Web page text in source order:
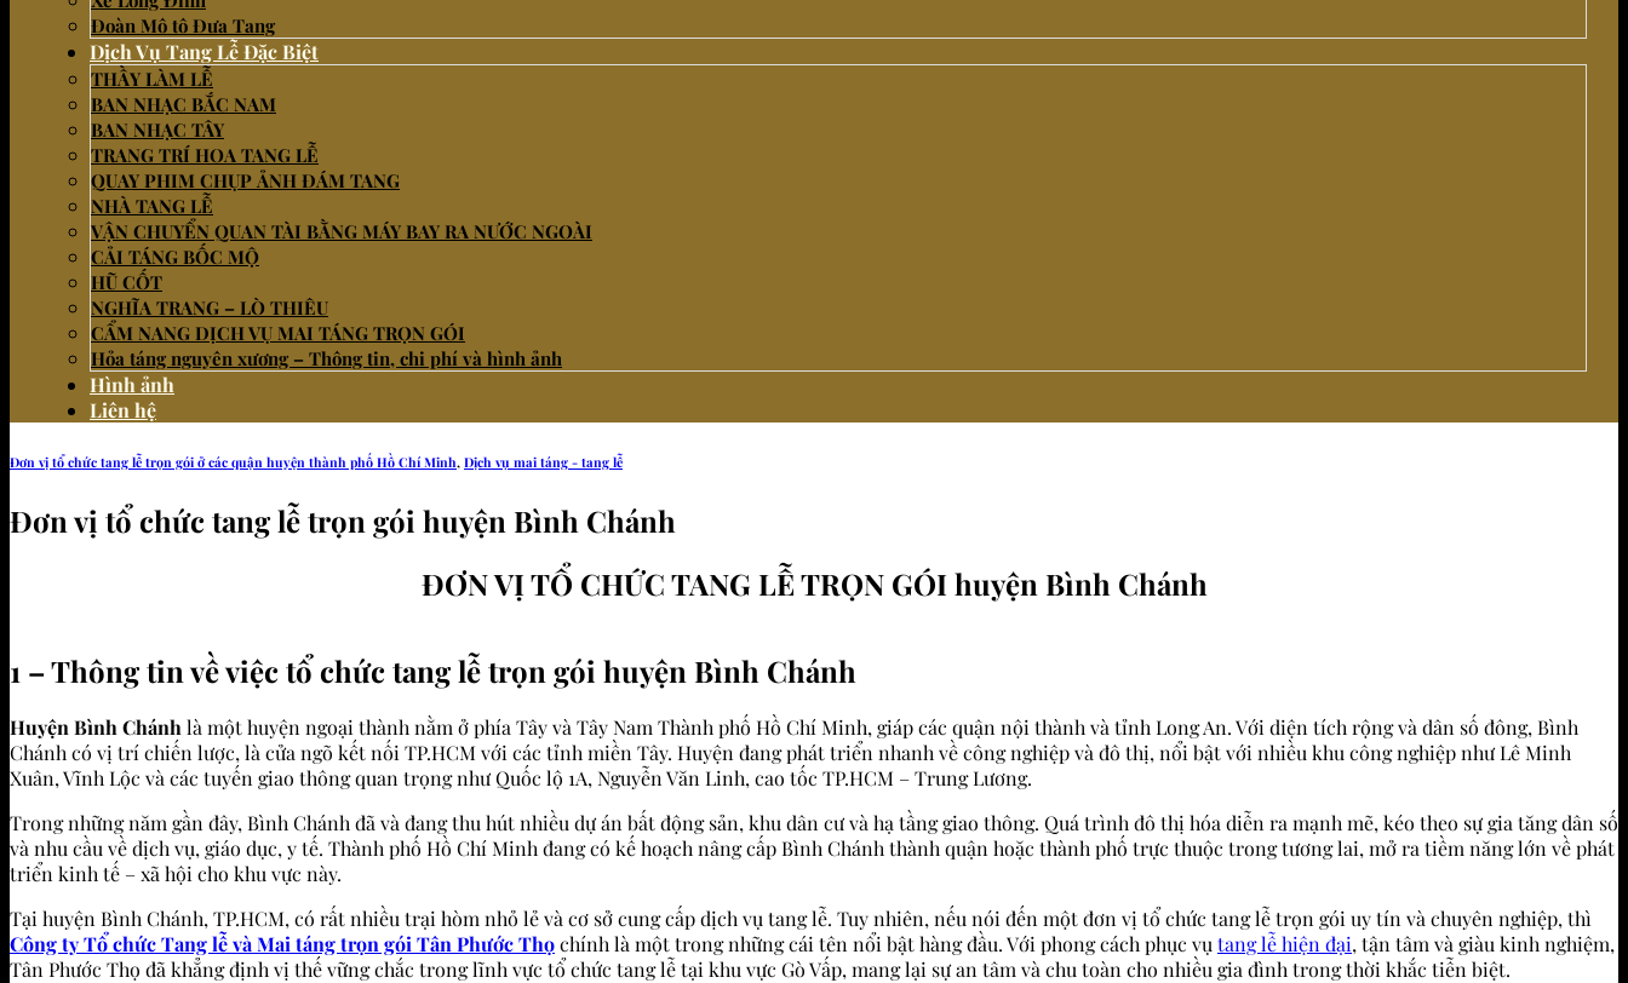
Đoàn Mô tô Đưa Tang
Dịch Vụ Tang Lễ Đặc Biệt
THẦY LÀM LỄ
BAN NHẠC BẮC NAM
BAN NHẠC TÂY
TRANG TRÍ HOA TANG LỄ
QUAY PHIM CHỤP ẢNH ĐÁM TANG
NHÀ TANG LỄ
VẬN CHUYỂN QUAN TÀI BẰNG MÁY BAY RA NƯỚC NGOÀI
CẢI TÁNG BỐC MỘ
HŨ CỐT
NGHĨA TRANG – LÒ THIÊU
CẨM NANG DỊCH VỤ MAI TÁNG TRỌN GÓI
Hỏa táng nguyên xương – Thông tin, chi phí và hình ảnh
Hình ảnh
Liên hệ
Đơn vị tổ chức tang lễ trọn gói ở các quận huyện thành phố Hồ Chí Minh, Dịch vụ mai táng - tang lễ
Đơn vị tổ chức tang lễ trọn gói huyện Bình Chánh
ĐƠN VỊ TỔ CHỨC TANG LỄ TRỌN GÓI huyện Bình Chánh
1 – Thông tin về việc tổ chức tang lễ trọn gói huyện Bình Chánh
Huyện Bình Chánh là một huyện ngoại thành nằm ở phía Tây và Tây Nam Thành phố Hồ Chí Minh, giáp các quận nội thành và tỉnh Long An. Với diện tích rộng và dân số đông, Bình
Chánh có vị trí chiến lược, là cửa ngõ kết nối TP.HCM với các tỉnh miền Tây. Huyện đang phát triển nhanh về công nghiệp và đô thị, nổi bật với nhiều khu công nghiệp như Lê Minh
Xuân, Vĩnh Lộc và các tuyến giao thông quan trọng như Quốc lộ 1A, Nguyễn Văn Linh, cao tốc TP.HCM – Trung Lương.
Trong những năm gần đây, Bình Chánh đã và đang thu hút nhiều dự án bất động sản, khu dân cư và hạ tầng giao thông. Quá trình đô thị hóa diễn ra mạnh mẽ, kéo theo sự gia tăng dân số
và nhu cầu về dịch vụ, giáo dục, y tế. Thành phố Hồ Chí Minh đang có kế hoạch nâng cấp Bình Chánh thành quận hoặc thành phố trực thuộc trong tương lai, mở ra tiềm năng lớn về phát
triển kinh tế – xã hội cho khu vực này.
Tại huyện Bình Chánh, TP.HCM, có rất nhiều trại hòm nhỏ lẻ và cơ sở cung cấp dịch vụ tang lễ. Tuy nhiên, nếu nói đến một đơn vị tổ chức tang lễ trọn gói uy tín và chuyên nghiệp, thì
Công ty Tổ chức Tang lễ và Mai táng trọn gói Tân Phước Thọchính là một trong những cái tên nổi bật hàng đầu. Với phong cách phục vụ tang lễ hiện đại, tận tâm và giàu kinh nghiệm,
Tân Phước Thọ đã khẳng định vị thế vững chắc trong lĩnh vực tổ chức tang lễ tại khu vực Gò Vấp, mang lại sự an tâm và chu toàn cho nhiều gia đình trong thời khắc tiễn biệt.